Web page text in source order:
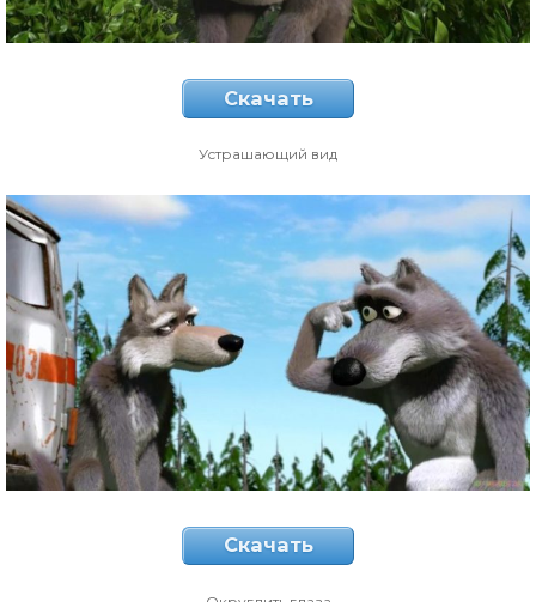
Скачать
Устрашающий вид
Скачать